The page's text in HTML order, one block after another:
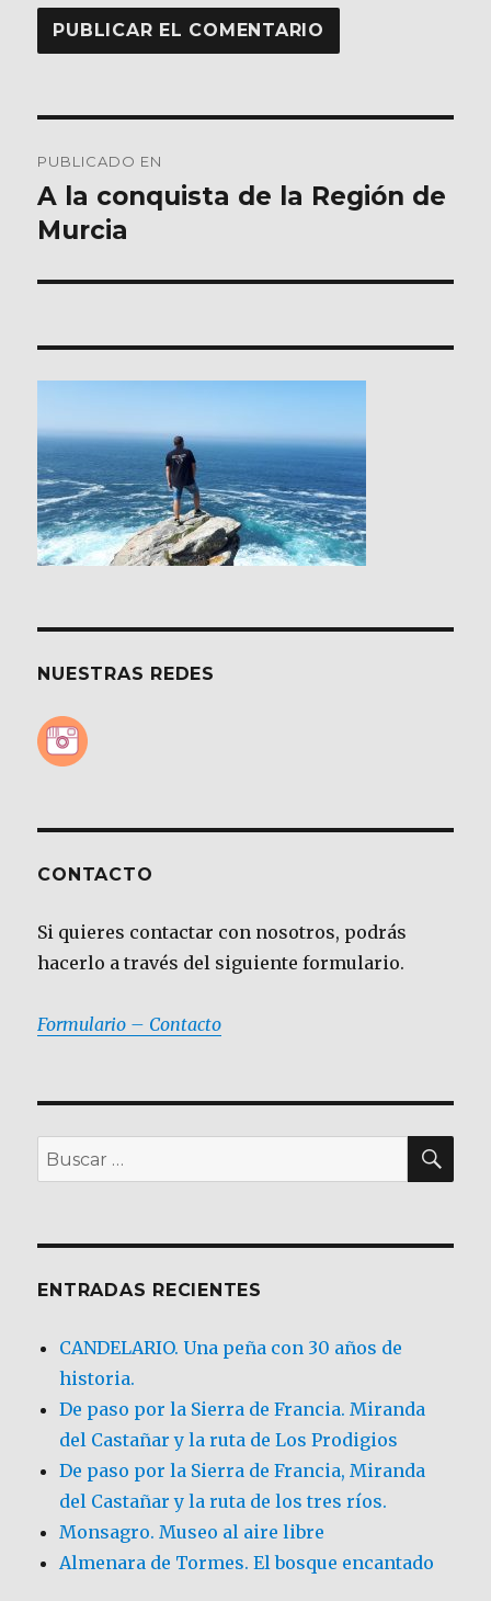
de
entradas
PUBLICADO EN
A la conquista de la Región de
Murcia
NUESTRAS REDES
CONTACTO
Si quieres contactar con nosotros, podrás
hacerlo a través del siguiente formulario.
Formulario – Contacto
Buscar
por:
ENTRADAS RECIENTES
CANDELARIO. Una peña con 30 años de
historia.
De paso por la Sierra de Francia. Miranda
del Castañar y la ruta de Los Prodigios
De paso por la Sierra de Francia, Miranda
del Castañar y la ruta de los tres ríos.
Monsagro. Museo al aire libre
Almenara de Tormes. El bosque encantado